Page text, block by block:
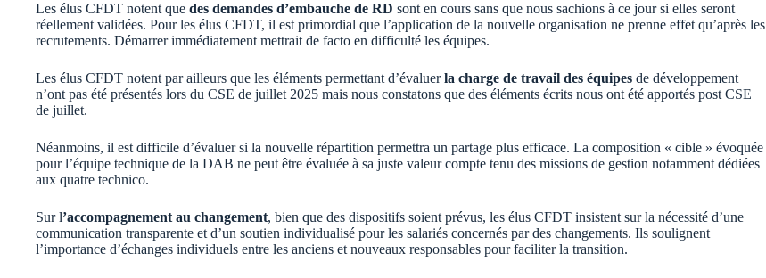
Les élus CFDT notent que des demandes d’embauche de RD sont en cours sans que nous sachions à ce jour si elles seront
réellement validées. Pour les élus CFDT, il est primordial que l’application de la nouvelle organisation ne prenne effet qu’après les
recrutements. Démarrer immédiatement mettrait de facto en difficulté les équipes.
Les élus CFDT notent par ailleurs que les éléments permettant d’évaluerla charge de travail des équipes de développement
n’ont pas été présentés lors du CSE de juillet 2025 mais nous constatons que des éléments écrits nous ont été apportés post CSE
de juillet.
Néanmoins, il est difficile d’évaluer si la nouvelle répartition permettra un partage plus efficace. La composition « cible » évoquée
pour l’équipe technique de la DAB ne peut être évaluée à sa juste valeur compte tenu des missions de gestion notamment dédiées
aux quatre technico.
Sur l’accompagnement au changement, bien que des dispositifs soient prévus, les élus CFDT insistent sur la nécessité d’une
communication transparente et d’un soutien individualisé pour les salariés concernés par des changements. Ils soulignent
l’importance d’échanges individuels entre les anciens et nouveaux responsables pour faciliter la transition.